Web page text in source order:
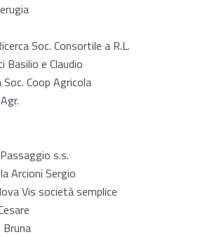
Soc. Consortile a R.L.
Basilio e Claudio
Coop Agricola
s.s.
Arcioni Sergio
Vis società semplice